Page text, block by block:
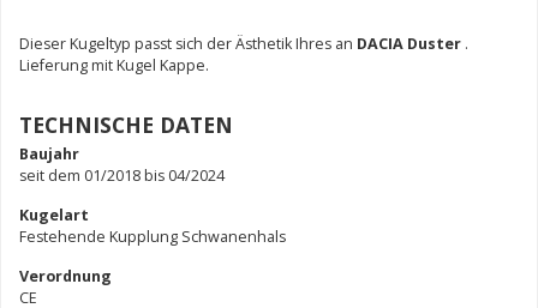
Dieser Kugeltyp passt sich der Ästhetik Ihres an DACIA Duster .
Lieferung mit Kugel Kappe.
TECHNISCHE DATEN
Baujahr
seit dem 01/2018 bis 04/2024
Kugelart
Festehende Kupplung Schwanenhals
Verordnung
CE